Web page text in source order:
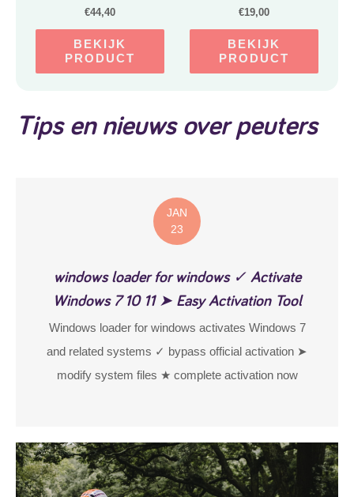
€44,40
BEKIJK
PRODUCT
€19,00
BEKIJK
PRODUCT
Tips en nieuws over peuters
JAN
23
windows loader for windows ✓ Activate
Windows 7 10 11 ➤ Easy Activation Tool
Windows loader for windows activates Windows 7
and related systems ✓ bypass official activation ➤
modify system files ★ complete activation now